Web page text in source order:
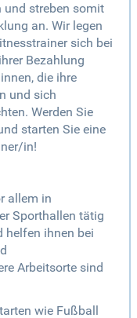
und streben somit
an. Wir legen
sich bei
Bezahlung
die ihre
und sich
Werden Sie
starten Sie eine
in!
allem in
Sporthallen tätig
helfen ihnen bei
Arbeitsorte sind
wie Fußball